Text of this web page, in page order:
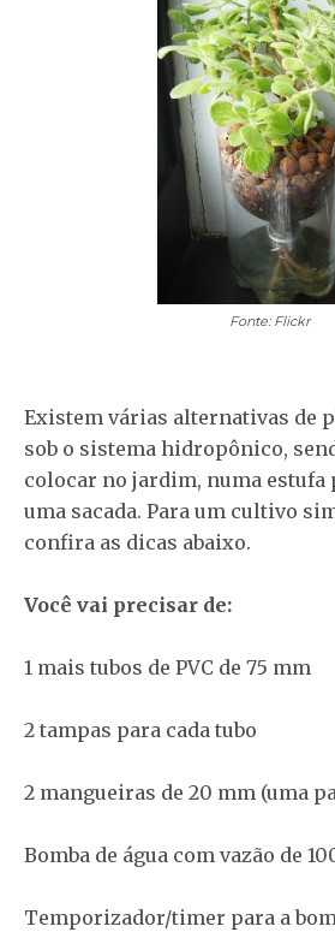
Fonte: Flickr
Existem várias alternativas de
sob o sistema hidropônico,
colocar no jardim, numa estufa
uma sacada. Para um cultivo
confira as dicas abaixo.
Você vai precisar de:
1 mais tubos de PVC de 75 mm
2 tampas para cada tubo
2 mangueiras de 20 mm (uma
Bomba de água com vazão de
Temporizador/timer para a